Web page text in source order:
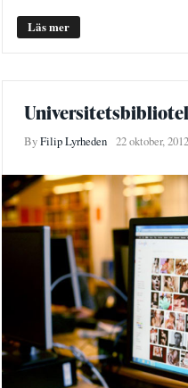
Läs mer
ByFilip Lyrheden 22 oktober, 2012